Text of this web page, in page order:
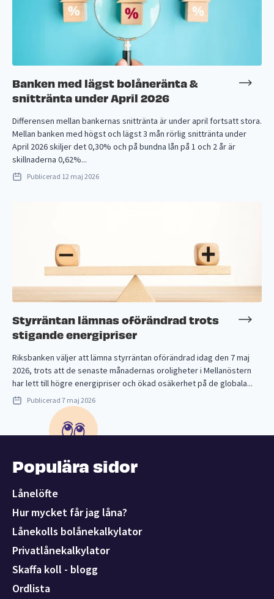
Banken med lägst bolåneränta &
snittränta under April 2026
Differensen mellan bankernas snittränta är under april fortsatt stora.
Mellan banken med högst och lägst 3 mån rörlig snittränta under
April 2026 skiljer det 0,30% och på bundna lån på 1 och 2 år är
skillnaderna 0,62%...
Publicerad 12 maj 2026
Styrräntan lämnas oförändrad trots
stigande energipriser
Riksbanken väljer att lämna styrräntan oförändrad idag den 7 maj
2026, trots att de senaste månadernas oroligheter i Mellanöstern
har lett till högre energipriser och ökad osäkerhet på de globala...
Publicerad 7 maj 2026
Populära sidor
Lånelöfte
Hur mycket får jag låna?
Lånekolls bolånekalkylator
Privatlånekalkylator
Skaffa koll - blogg
Ordlista